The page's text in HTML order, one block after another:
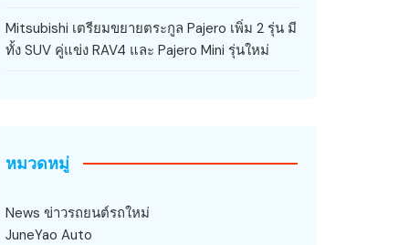
Mitsubishi เตรียมขยายตระกูล Pajero เพิ่ม 2 รุ่น มี
ทั้ง SUV คู่แข่ง RAV4 และ Pajero Mini รุ่นใหม่
หมวดหมู่
News ข่าวรถยนต์รถใหม่
JuneYao Auto